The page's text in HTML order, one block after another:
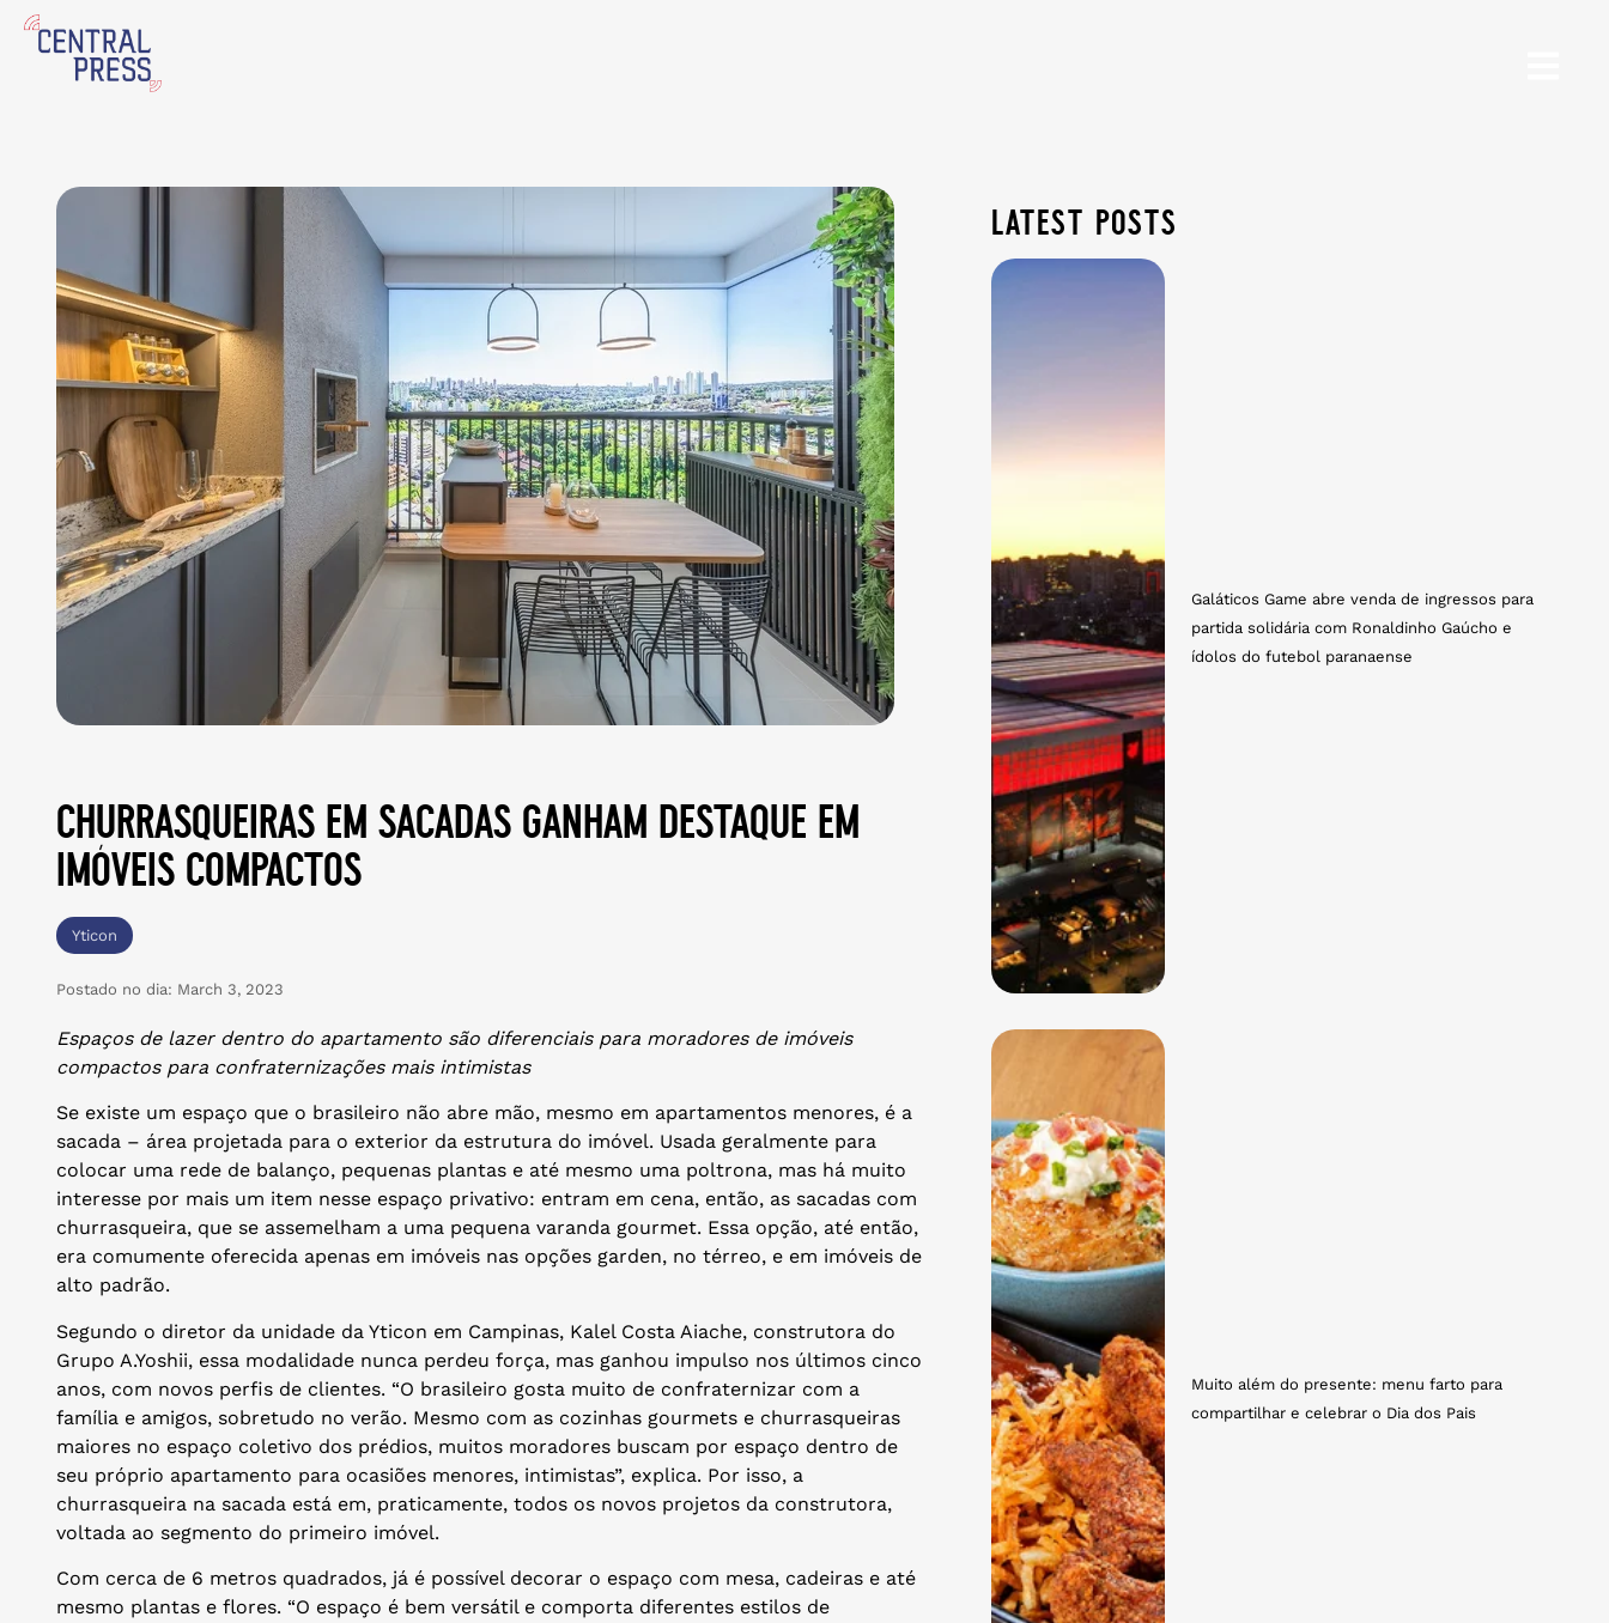
churrasqueiras em sacadas ganham destaque em
imóveis compactos
Yticon
Postado no dia: March 3, 2023
Espaços de lazer dentro do apartamento são diferenciais para moradores de imóveis
compactos para confraternizações mais intimistas
Se existe um espaço que o brasileiro não abre mão, mesmo em apartamentos menores, é a
sacada – área projetada para o exterior da estrutura do imóvel. Usada geralmente para
colocar uma rede de balanço, pequenas plantas e até mesmo uma poltrona, mas há muito
interesse por mais um item nesse espaço privativo: entram em cena, então, as sacadas com
churrasqueira, que se assemelham a uma pequena varanda gourmet. Essa opção, até então,
era comumente oferecida apenas em imóveis nas opções garden, no térreo, e em imóveis de
alto padrão.
Segundo o diretor da unidade da Yticon em Campinas, Kalel Costa Aiache, construtora do
Grupo A.Yoshii, essa modalidade nunca perdeu força, mas ganhou impulso nos últimos cinco
anos, com novos perfis de clientes. “O brasileiro gosta muito de confraternizar com a
família e amigos, sobretudo no verão. Mesmo com as cozinhas gourmets e churrasqueiras
maiores no espaço coletivo dos prédios, muitos moradores buscam por espaço dentro de
seu próprio apartamento para ocasiões menores, intimistas”, explica. Por isso, a
churrasqueira na sacada está em, praticamente, todos os novos projetos da construtora,
voltada ao segmento do primeiro imóvel.
Com cerca de 6 metros quadrados, já é possível decorar o espaço com mesa, cadeiras e até
mesmo plantas e flores. “O espaço é bem versátil e comporta diferentes estilos de
latest posts
Galáticos Game abre venda de ingressos para
partida solidária com Ronaldinho Gaúcho e
ídolos do futebol paranaense
Muito além do presente: menu farto para
compartilhar e celebrar o Dia dos Pais